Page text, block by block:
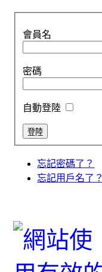
會員名
密碼
自動登陸
忘記密碼了？
忘記用戶名了？